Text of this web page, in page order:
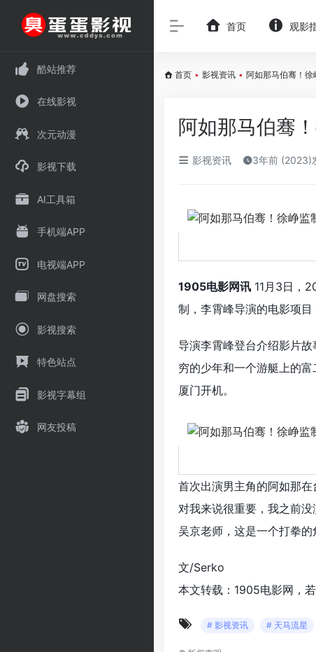
酷站推荐
在线影视
次元动漫
影视下载
AI工具箱
手机端APP
电视端APP
网盘搜索
影视搜索
特色站点
影视字幕组
网友投稿
首页 观影
首页 • 影视资讯 • 阿如那马伯骞！
阿如那马伯骞
影视资讯 3年前 (2023)
1905电影网讯 11月3日，
制，李霄峰导演的电影项目
导演李霄峰登台介绍影片
穷的少年和一个游艇上的
厦门开机。
首次出演男主角的阿如那
对我来说很重要，我之前
吴京老师，这是一个打拳
文/Serko
本文转载：1905电影网，
# 影视资讯 # 天马流星